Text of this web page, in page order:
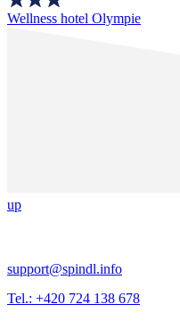
Wellness hotel Olympie
up
support@spindl.info
Tel.: +420 724 138 678